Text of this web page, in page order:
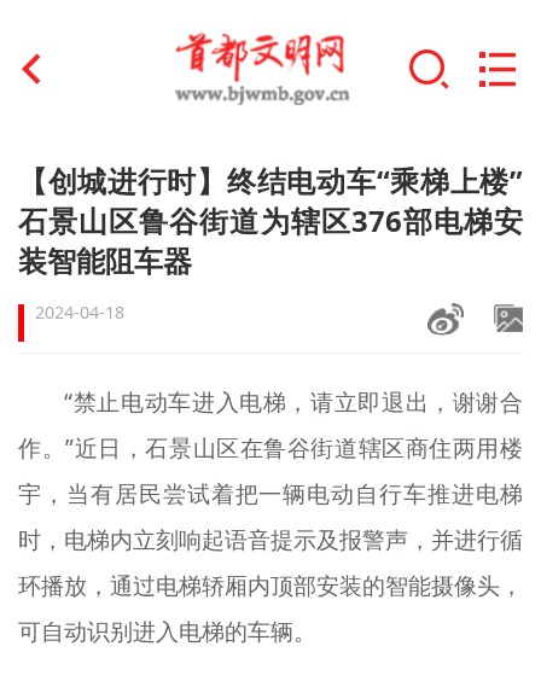
首页
文明创建
+
文明实践
文明培育
+
未成年人思想道德建设
榜样人物
+
身边好人
文明评论
北京宣传文化引导基金
【创城进行时】终结电动车“乘梯上楼”
石景山区鲁谷街道为辖区376部电梯安
装智能阻车器
2024-04-18
“禁止电动车进入电梯，请立即退出，谢谢合
作。”近日，石景山区在鲁谷街道辖区商住两用楼
宇，当有居民尝试着把一辆电动自行车推进电梯
时，电梯内立刻响起语音提示及报警声，并进行循
环播放，通过电梯轿厢内顶部安装的智能摄像头，
可自动识别进入电梯的车辆。